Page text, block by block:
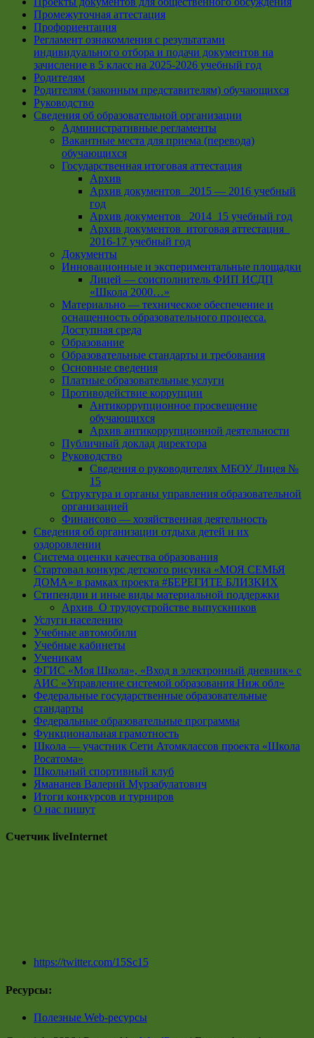
Промежуточная аттестация
Профориентация
Регламент ознакомления с результатами
индивидуального отбора и подачи документов на
зачисление в 5 класс на 2025-2026 учебный год
Родителям
Родителям (законным представителям) обучающихся
Руководство
Сведения об образовательной организации
Административные регламенты
Вакантные места для приема (перевода)
обучающихся
Государственная итоговая аттестация
Архив
Архив документов _2015 — 2016 учебный
год
Архив документов_ 2014_15 учебный год
Архив документов_итоговая аттестация_
2016-17 учебный год
Документы
Инновационные и экспериментальные площадки
Лицей — соисполнитель ФИП ИСДП
«Школа 2000…»
Материально — техническое обеспечение и
оснащенность образовательного процесса.
Доступная среда
Образование
Образовательные стандарты и требования
Основные сведения
Платные образовательные услуги
Противодействие коррупции
Антикоррупционное просвещение
обучающихся
Архив антикоррупционной деятельности
Публичный доклад директора
Руководство
Cведения о руководителях МБОУ Лицея №
15
Структура и органы управления образовательной
организацией
Финансово — хозяйственная деятельность
Сведения об организации отдыха детей и их
оздоровлении
Система оценки качества образования
Стартовал конкурс детского рисунка «МОЯ СЕМЬЯ
ДОМА» в рамках проекта #БЕРЕГИТЕ БЛИЗКИХ
Стипендии и иные виды материальной поддержки
Архив_О трудоустройстве выпускников
Услуги населению
Учебные автомобили
Учебные кабинеты
Ученикам
ФГИС «Моя Школа», «Вход в электронный дневник» с
АИС «Управление системой образования Ниж обл»
Федеральные государственные образовательные
стандарты
Федеральные образовательные программы
Функциональная грамотность
Школа — участник Сети Атомклассов проекта «Школа
Росатома»
Школьный спортивный клуб
Ямананев Валерий Мурзабулатович
Итоги конкурсов и турниров
О нас пишут
Счетчик liveInternet
https://twitter.com/15Sc15
Ресурсы:
Полезные Web-ресурсы